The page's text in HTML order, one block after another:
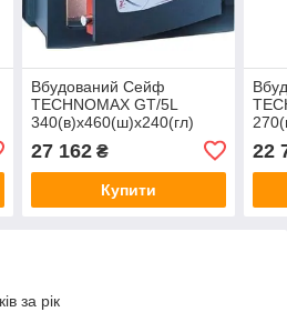
Вбудований Сейф
TECHNOMAX GT/5L
340(в)х460(ш)х240(гл)
27 162₴
Купити
22
за рік